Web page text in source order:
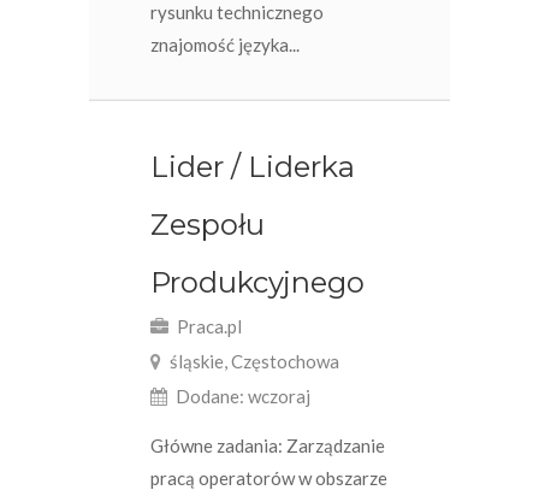
rysunku technicznego
znajomość języka...
Lider / Liderka
Zespołu
Produkcyjnego
Praca.pl
śląskie, Częstochowa
Dodane: wczoraj
Główne zadania: Zarządzanie
pracą operatorów w obszarze